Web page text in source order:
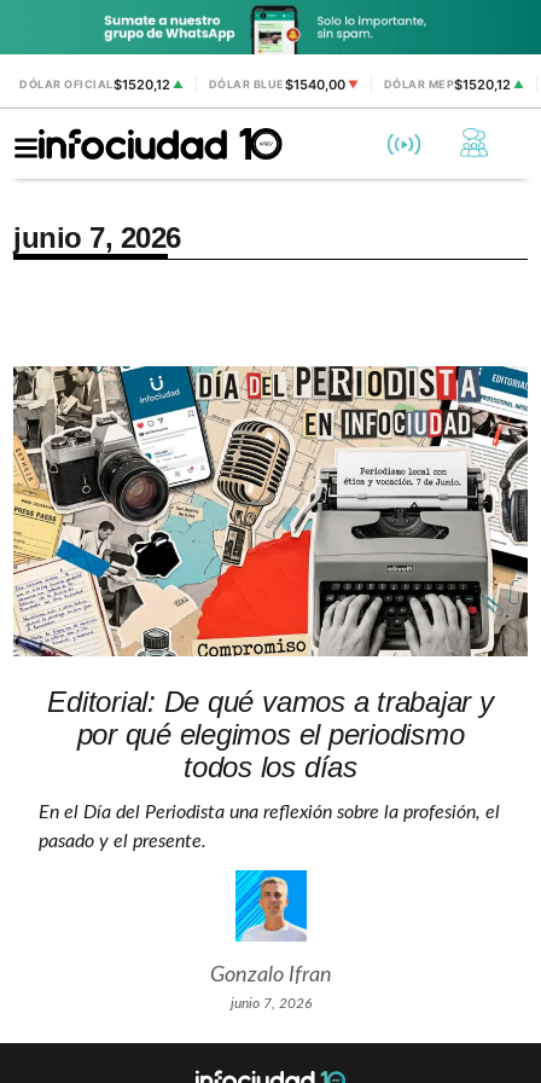
DÓLAR OFICIAL$1520,12 ▲ DÓLAR BLUE$1540,00 ▼ DÓLAR MEP$1520,12 ▲
junio 7, 2026
Editorial: De qué vamos a trabajar y
por qué elegimos el periodismo
todos los días
En el Día del Periodista una reflexión sobre la profesión, el
pasado y el presente.
Gonzalo Ifran
junio 7, 2026